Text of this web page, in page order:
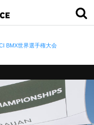
BMX世界選手権大会